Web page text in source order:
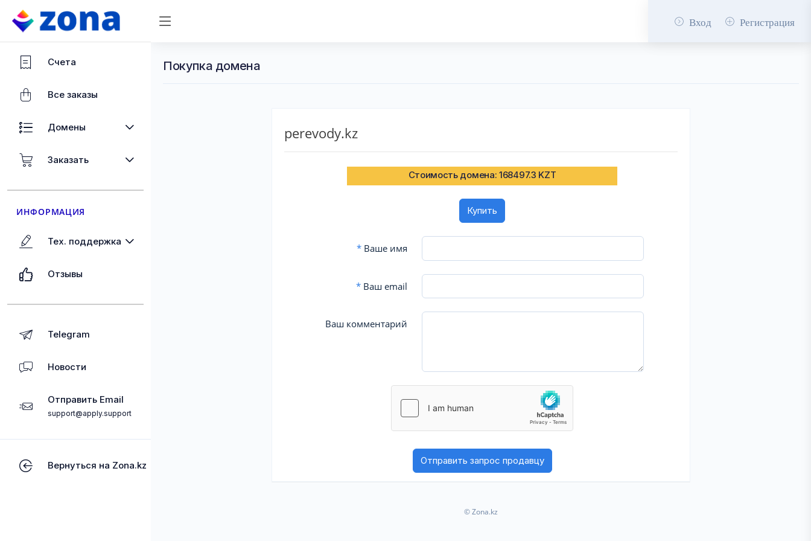
Вход Регистрация
Счета
Все заказы
Домены
Заказать
ИНФОРМАЦИЯ
Тех. поддержка
Отзывы
Telegram
Новости
Отправить Email
support@apply.support
Вернуться на Zona.kz
Покупка домена
perevody.kz
Стоимость домена: 168497.3 KZT
Купить
*Ваше имя
*Ваш email
Ваш комментарий
© Zona.kz